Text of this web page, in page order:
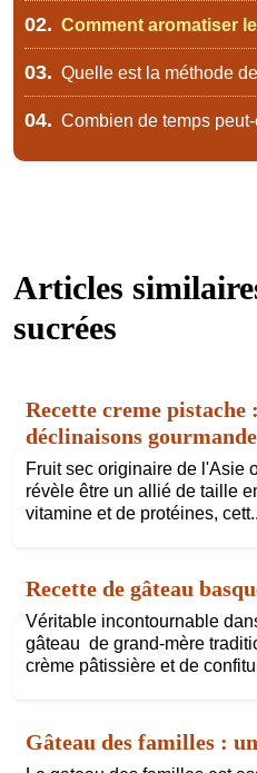
02. Comment aromatiser
03. Quelle est la méthode
04. Combien de temps
Articles
sucrées
Recette creme pistache
déclinaisons
Fruit sec originaire de l'Asie
révèle être un allié de taille
vitamine et de protéines,
Recette de gâteau
Véritable incontournable
gâteau de grand-mère
crème pâtissière et de
Gâteau des familles :